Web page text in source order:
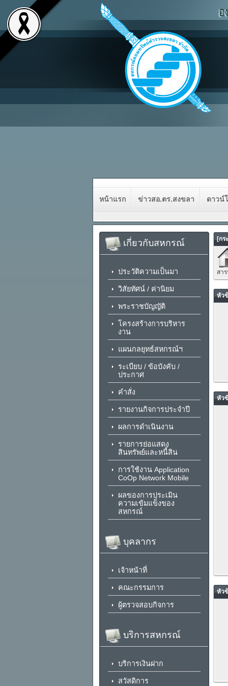
หน้าแรก ข่าวสอ.ตร.สงขลา ดาวน์
[กร
สา
หัวข้
หัวข้
หัวข้
เกี่ยวกับสหกรณ์
ประวัติความเป็นมา
วิสัยทัศน์ / ค่านิยม
พระราชบัญญัติ
โครงสร้างการบริหาร
งาน
แผนกลยุทธ์สหกรณ์ฯ
ระเบียบ / ข้อบังคับ /
ประกาศ
คำสั่ง
รายงานกิจการประจำปี
ผลการดำเนินงาน
รายการย่อแสดง
สินทรัพย์และหนี้สิน
การใช้งาน Application
CoOp Network Mobile
ผลของการประเมิน
ความเข้มแข็งของ
สหกรณ์
บุคลากร
เจ้าหน้าที่
คณะกรรมการ
ผู้ตรวจสอบกิจการ
บริการสหกรณ์
บริการเงินฝาก
สวัสดิการ